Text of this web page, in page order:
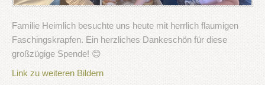
Familie Heimlich besuchte uns heute mit herrlich flaumigen
Faschingskrapfen. Ein herzliches Dankeschön für diese
großzügige Spende! 😊
Link zu weiteren Bildern